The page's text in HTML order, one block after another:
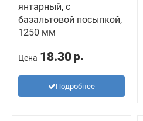
янтарный, с
базальтовой посыпкой,
1250 мм
Цена 18.30 р.
Подробнее